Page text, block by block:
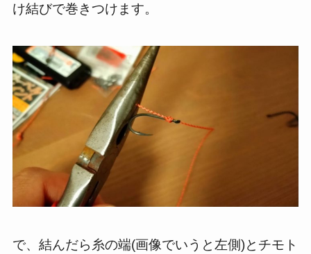
け結びで巻きつけます。
で、結んだら糸の端(画像でいうと左側)とチモト